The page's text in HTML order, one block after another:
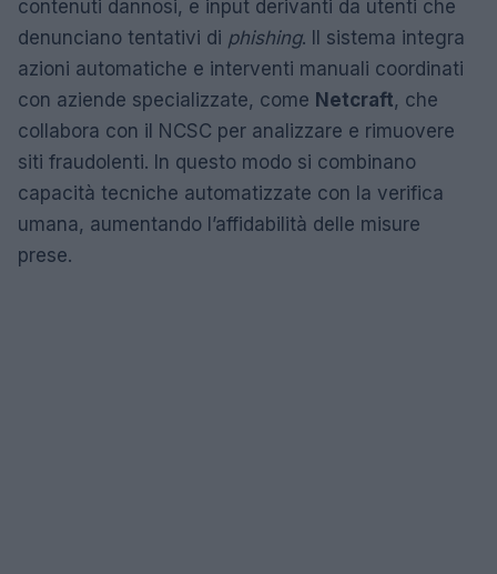
contenuti dannosi, e input derivanti da utenti che
denunciano tentativi di phishing. Il sistema integra
azioni automatiche e interventi manuali coordinati
con aziende specializzate, come Netcraft, che
collabora con il NCSC per analizzare e rimuovere
siti fraudolenti. In questo modo si combinano
capacità tecniche automatizzate con la verifica
umana, aumentando l’affidabilità delle misure
prese.